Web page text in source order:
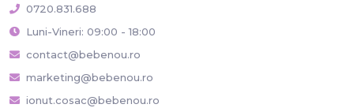
0720.831.688
Luni-Vineri: 09:00 - 18:00
contact@bebenou.ro
marketing@bebenou.ro
ionut.cosac@bebenou.ro